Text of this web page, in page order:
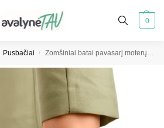
0
Pusbačiai / Zomšiniai batai pavasarį moterų pusbačiai su smailiu kulnu